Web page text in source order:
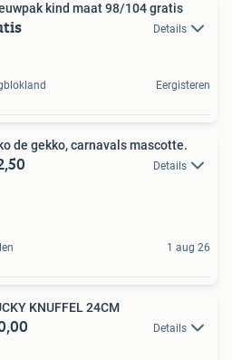
kind maat 98/104 gratis
Details
Eergisteren
de gekko, carnavals mascotte.
Details
1 aug 26
CHUCKY KNUFFEL 24CM
Details